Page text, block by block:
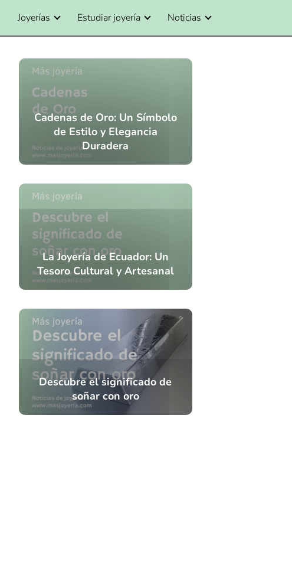
Joyerías Estudiar joyería Noticias
Cadenas de Oro: Un Símbolo
de Estilo y Elegancia
Duradera
La Joyería de Ecuador: Un
Tesoro Cultural y Artesanal
Descubre el significado de
soñar con oro